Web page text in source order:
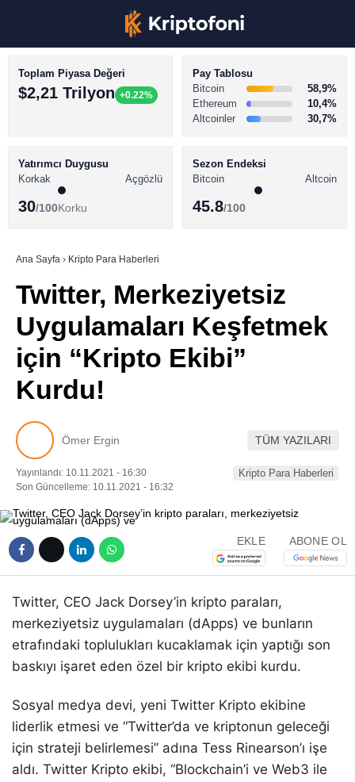
Youtube
TikTok
BİTCOİN HABERLERİ
ALTCOİN HABERLERİ
SÖZLÜK
Toplam Piyasa Değeri
$2,21 Trilyon +0.22%
Pay Tablosu
Bitcoin
58,9%
Ethereum
10,4%
Altcoinler
30,7%
Yatırımcı Duygusu
Korkak
Açgözlü
30/100Korku
Sezon Endeksi
Bitcoin
Altcoin
45.8/100
Ana Sayfa › Kripto Para Haberleri
Twitter, Merkeziyetsiz
Uygulamaları Keşfetmek
için “Kripto Ekibi”
Kurdu!
Ömer Ergin TÜM YAZILARI
Yayınlandı: 10.11.2021 - 16:30
Son Güncelleme: 10.11.2021 - 16:32
Kripto Para Haberleri
EKLE ABONE OL
Twitter, CEO Jack Dorsey’in kripto paraları,
merkeziyetsiz uygulamaları (dApps) ve bunların
etrafındaki toplulukları kucaklamak için yaptığı son
baskıyı işaret eden özel bir kripto ekibi kurdu.
Sosyal medya devi, yeni Twitter Kripto ekibine
liderlik etmesi ve “Twitter’da ve kriptonun geleceği
için strateji belirlemesi” adına Tess Rinearson’ı işe
aldı. Twitter Kripto ekibi, “Blockchain’i ve Web3 ile